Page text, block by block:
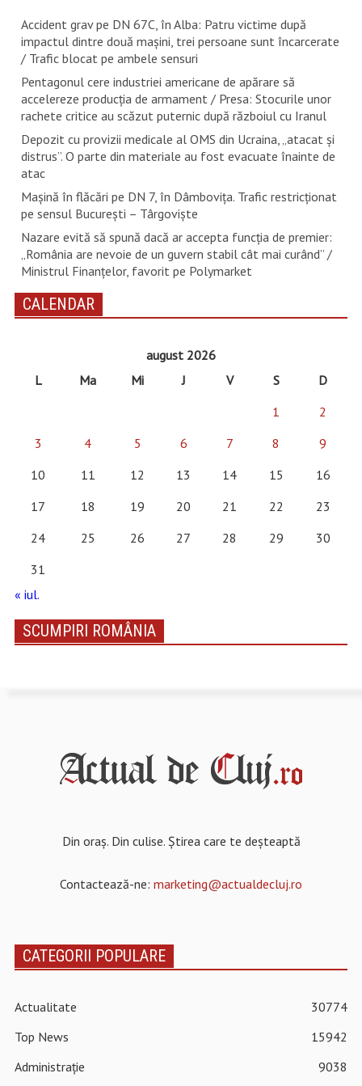
Accident grav pe DN 67C, în Alba: Patru victime după
impactul dintre două mașini, trei persoane sunt încarcerate
/ Trafic blocat pe ambele sensuri
Pentagonul cere industriei americane de apărare să
accelereze producția de armament / Presa: Stocurile unor
rachete critice au scăzut puternic după războiul cu Iranul
Depozit cu provizii medicale al OMS din Ucraina, „atacat și
distrus”. O parte din materiale au fost evacuate înainte de
atac
Mașină în flăcări pe DN 7, în Dâmbovița. Trafic restricționat
pe sensul București – Târgoviște
Nazare evită să spună dacă ar accepta funcția de premier:
„România are nevoie de un guvern stabil cât mai curând” /
Ministrul Finanțelor, favorit pe Polymarket
CALENDAR
august 2026
L
Ma Mi J V S
D
1
2
3
4 5 6 7 8
9
10
11 12 13 14 15
16
17
18 19 20 21 22
23
24
25 26 27 28 29
30
31
« iul.
SCUMPIRI ROMÂNIA
Din oraș. Din culise. Știrea care te deșteaptă
Contactează-ne: marketing@actualdecluj.ro
CATEGORII POPULARE
Actualitate
30774
Top News
15942
Administrație
9038